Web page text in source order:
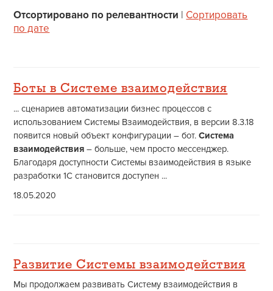
Отсортировано по релевантности | Сортировать
по дате
Боты в Системе взаимодействия
... сценариев автоматизации бизнес процессов с
использованием Системы Взаимодействия, в версии 8.3.18
появится новый объект конфигурации – бот.Система
взаимодействия – больше, чем просто мессенджер.
Благодаря доступности Системы взаимодействия в языке
разработки 1С становится доступен ...
18.05.2020
Развитие Системы взаимодействия
Мы продолжаем развивать Систему взаимодействия в